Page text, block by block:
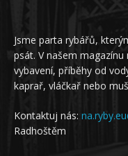
Jsme parta rybářů,
psát. V našem
vybavení, příběhy od
kaprař, vláčkař nebo
Kontaktuj nás:
Radhoštěm